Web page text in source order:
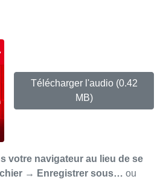
Télécharger l'audio (0.42
MB)
votre navigateur au lieu de se
→ Enregistrer sous… ou